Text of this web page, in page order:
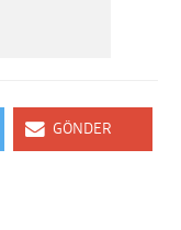
GÖNDER